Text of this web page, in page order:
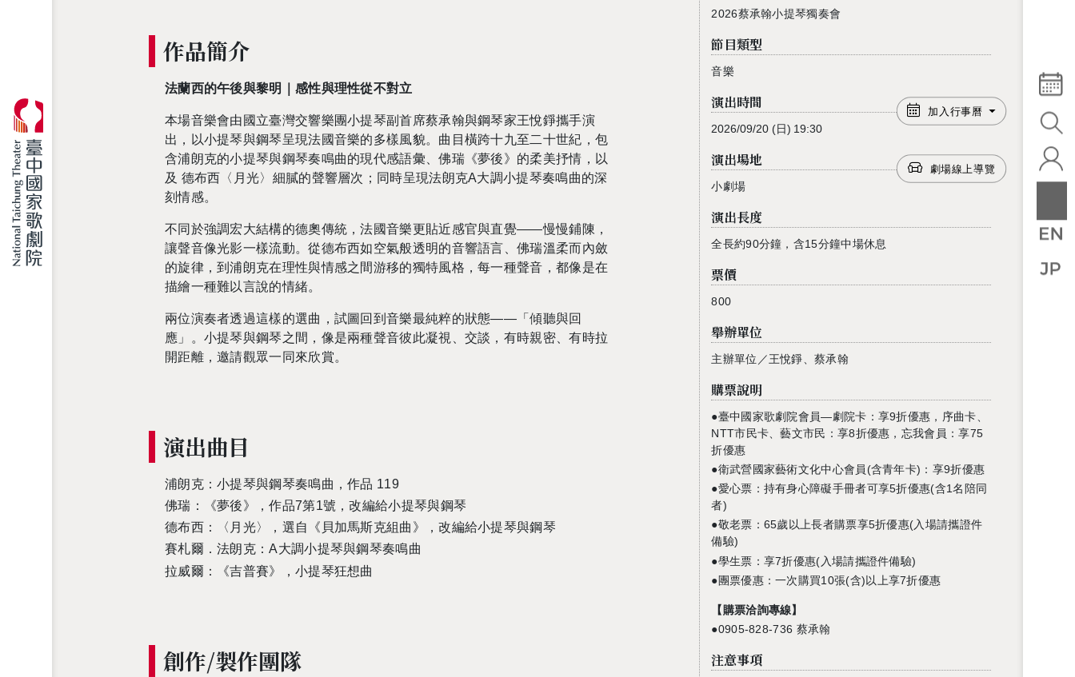
作品簡介
法蘭西的午後與黎明｜感性與理性從不對立
本場音樂會由國立臺灣交響樂團小提琴副首席蔡承翰與鋼琴家王悅錚攜手演
出，以小提琴與鋼琴呈現法國音樂的多樣風貌。曲目橫跨十九至二十世紀，包
含浦朗克的小提琴與鋼琴奏鳴曲的現代感語彙、佛瑞《夢後》的柔美抒情，以
及 德布西〈月光〉細膩的聲響層次；同時呈現法朗克A大調小提琴奏鳴曲的深
刻情感。
不同於強調宏大結構的德奧傳統，法國音樂更貼近感官與直覺——慢慢鋪陳，
讓聲音像光影一樣流動。從德布西如空氣般透明的音響語言、佛瑞溫柔而內斂
的旋律，到浦朗克在理性與情感之間游移的獨特風格，每一種聲音，都像是在
描繪一種難以言說的情緒。
兩位演奏者透過這樣的選曲，試圖回到音樂最純粹的狀態——「傾聽與回
應」。小提琴與鋼琴之間，像是兩種聲音彼此凝視、交談，有時親密、有時拉
開距離，邀請觀眾一同來欣賞。
演出曲目
浦朗克：小提琴與鋼琴奏鳴曲，作品 119
佛瑞：《夢後》，作品7第1號，改編給小提琴與鋼琴
德布西：〈月光〉，選自《貝加馬斯克組曲》，改編給小提琴與鋼琴
賽札爾．法朗克：A大調小提琴與鋼琴奏鳴曲
拉威爾：《吉普賽》，小提琴狂想曲
創作/製作團隊
2026蔡承翰小提琴獨奏會
節目類型
音樂
演出時間
2026/09/20 (日) 19:30
加入行事曆
演出場地
小劇場
劇場線上導覽
演出長度
全長約90分鐘，含15分鐘中場休息
票價
800
舉辦單位
主辦單位／王悅錚、蔡承翰
購票說明
●臺中國家歌劇院會員—劇院卡：享9折優惠，序曲卡、
NTT市民卡、藝文市民：享8折優惠，忘我會員：享75
折優惠
●衛武營國家藝術文化中心會員 (含青年卡) ：享9折優惠
●愛心票：持有身心障礙手冊者可享5折優惠(含1名陪同
者)
●敬老票： 65歲以上長者購票享5折優惠(入場請攜證件
備驗)
●學生票：享7折優惠(入場請攜證件備驗)
●團票優惠：一次購買1 0張(含)以上享7折優惠
【 購票洽詢專線】
●0905-828-736 蔡承翰
注意事項